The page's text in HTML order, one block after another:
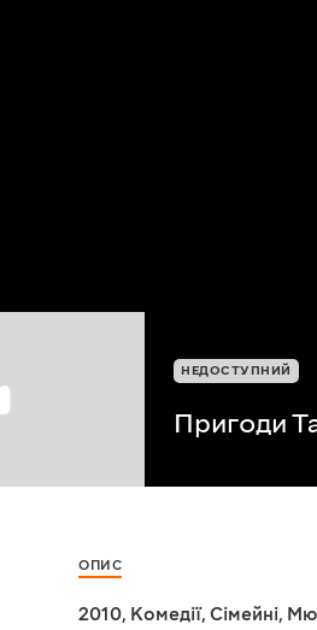
НЕДОСТУПНИЙ
Пригоди
ОПИС
2010, Комедії, Сімейні,